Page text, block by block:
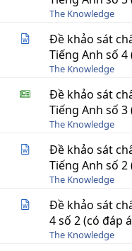
The Knowledge
Đề khảo sát
Tiếng Anh số 4
The Knowledge
Đề khảo sát
Tiếng Anh số 3
The Knowledge
Đề khảo sát
Tiếng Anh số 2
The Knowledge
Đề khảo sát
4 số 2 (có đáp
The Knowledge